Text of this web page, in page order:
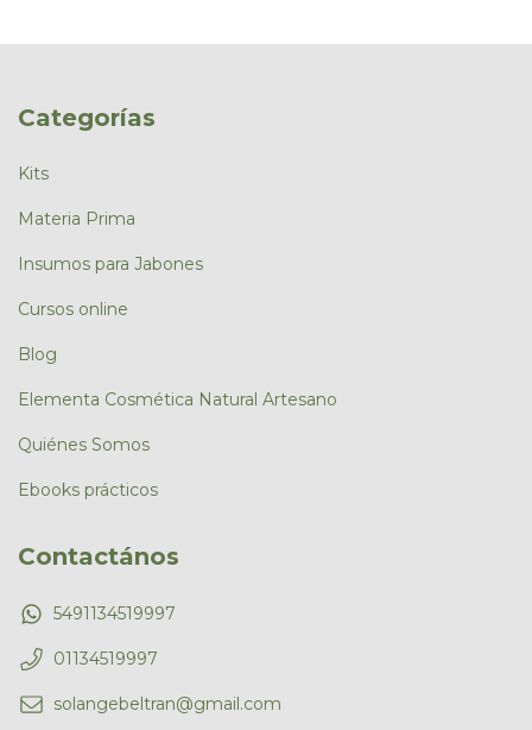
Categorías
Kits
Materia Prima
Insumos para Jabones
Cursos online
Blog
Elementa Cosmética Natural Artesano
Quiénes Somos
Ebooks prácticos
Contactános
5491134519997
01134519997
solangebeltran@gmail.com